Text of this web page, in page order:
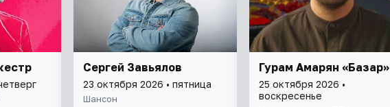
Сергей Завьялов
23 октября 2026 • пятница
Шансон
Гурам Амарян «Базар»
25 октября 2026 •
воскресенье